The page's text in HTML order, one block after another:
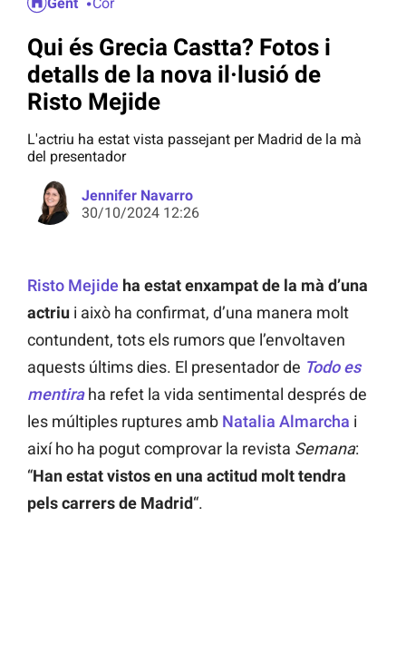
Qui és Grecia Castta? Fotos i
detalls de la nova il·lusió de
Risto Mejide
L'actriu ha estat vista passejant per Madrid de la mà
del presentador
Jennifer Navarro
30/10/2024 12:26
Risto Mejide ha estat enxampat de la mà d’una
actriu i això ha confirmat, d’una manera molt
contundent, tots els rumors que l’envoltaven
aquests últims dies. El presentador de Todo es
mentiraha refet la vida sentimental després de
les múltiples ruptures amb Natalia Almarcha i
així ho ha pogut comprovar la revista Semana:
“Han estat vistos en una actitud molt tendra
pels carrers de Madrid“.